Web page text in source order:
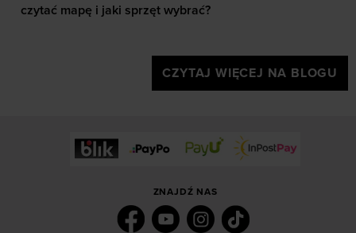
czytać mapę i jaki sprzęt wybrać?
CZYTAJ WIĘCEJ NA BLOGU
ZNAJDŹ NAS